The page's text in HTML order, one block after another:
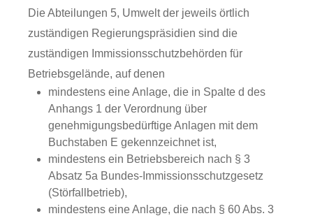
Die Abteilungen 5, Umwelt der jeweils örtlich
zuständigen Regierungspräsidien sind die
zuständigen Immissionsschutzbehörden für
Betriebsgelände, auf denen
mindestens eine Anlage, die in Spalte d des
Anhangs 1 der Verordnung über
genehmigungsbedürftige Anlagen mit dem
Buchstaben E gekennzeichnet ist,
mindestens ein Betriebsbereich nach § 3
Absatz 5a Bundes-Immissionsschutzgesetz
(Störfallbetrieb),
mindestens eine Anlage, die nach § 60 Abs. 3